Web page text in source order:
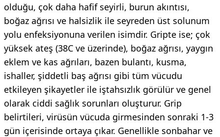
olduğu, çok daha hafif seyirli, burun akıntısı,
boğaz ağrısı ve halsizlik ile seyreden üst solunum
yolu enfeksiyonuna verilen isimdir. Gripte ise; çok
yüksek ateş (38C ve üzerinde), boğaz ağrısı, yaygın
eklem ve kas ağrıları, bazen bulantı, kusma,
ishaller, şiddetli baş ağrısı gibi tüm vücudu
etkileyen şikayetler ile iştahsızlık görülür ve genel
olarak ciddi sağlık sorunları oluşturur. Grip
belirtileri, virüsün vücuda girmesinden sonraki 1-3
gün içerisinde ortaya çıkar. Genellikle sonbahar ve